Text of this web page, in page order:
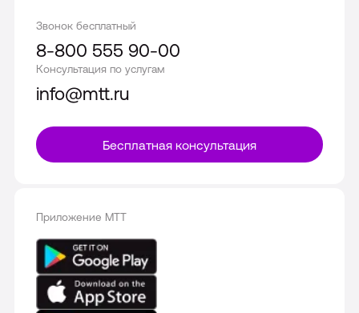
Звонок бесплатный
8-800 555 90-00
Консультация по услугам
info@mtt.ru
Бесплатная консультация
Приложение МТТ